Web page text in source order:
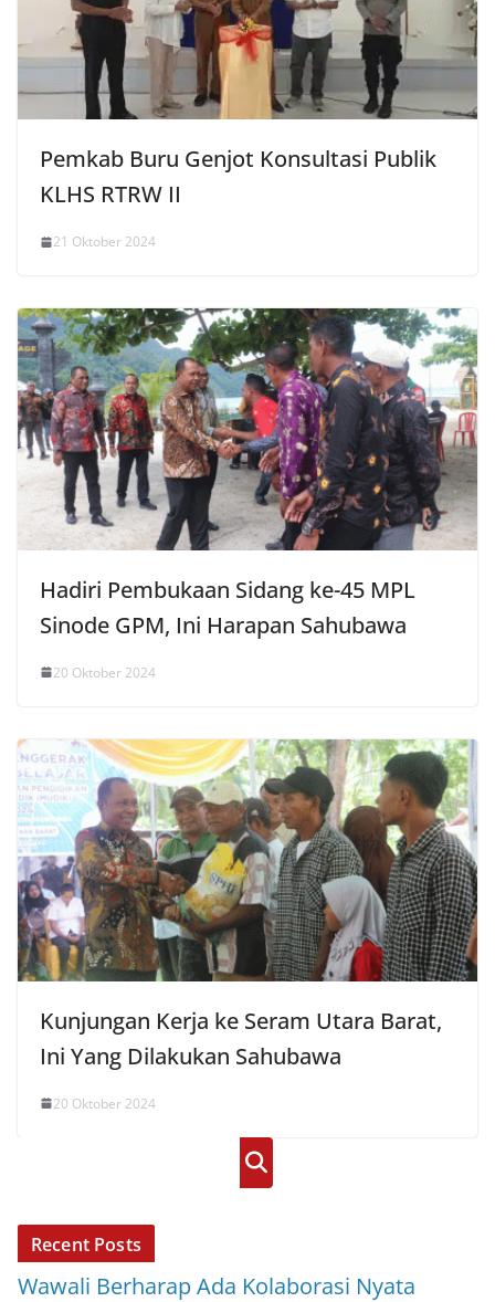
Pemkab Buru Genjot Konsultasi Publik
KLHS RTRW II
21 Oktober 2024
Hadiri Pembukaan Sidang ke-45 MPL
Sinode GPM, Ini Harapan Sahubawa
20 Oktober 2024
Kunjungan Kerja ke Seram Utara Barat,
Ini Yang Dilakukan Sahubawa
20 Oktober 2024
Cari
Recent Posts
Wawali Berharap Ada Kolaborasi Nyata